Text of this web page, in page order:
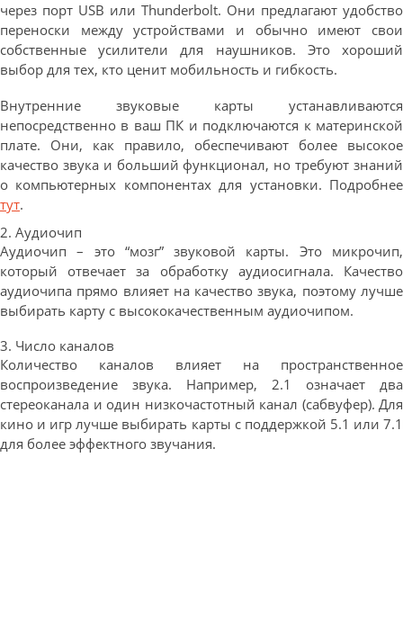
через порт USB или Thunderbolt. Они предлагают удобство
переноски между устройствами и обычно имеют свои
собственные усилители для наушников. Это хороший
выбор для тех, кто ценит мобильность и гибкость.
Внутренние звуковые карты устанавливаются
непосредственно в ваш ПК и подключаются к материнской
плате. Они, как правило, обеспечивают более высокое
качество звука и больший функционал, но требуют знаний
о компьютерных компонентах для установки. Подробнее
тут.
2. Аудиочип
Аудиочип – это “мозг” звуковой карты. Это микрочип,
который отвечает за обработку аудиосигнала. Качество
аудиочипа прямо влияет на качество звука, поэтому лучше
выбирать карту с высококачественным аудиочипом.
3. Число каналов
Количество каналов влияет на пространственное
воспроизведение звука. Например, 2.1 означает два
стереоканала и один низкочастотный канал (сабвуфер). Для
кино и игр лучше выбирать карты с поддержкой 5.1 или 7.1
для более эффектного звучания.